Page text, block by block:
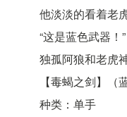
他淡淡的看着老
“这是蓝色武器！”
独孤阿狼和老虎
【毒蝎之剑】（
种类：单手